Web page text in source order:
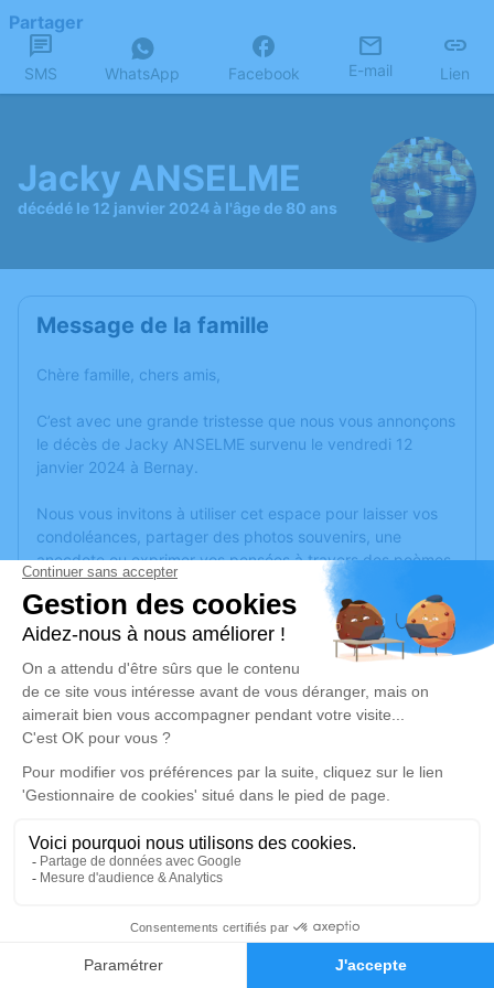
Faire-part Hommages
Partager
SMS WhatsApp Facebook E-mail Lien
Jacky ANSELME
décédé le 12 janvier 2024 à l'âge de 80 ans
Message de la famille
Chère famille, chers amis,
C’est avec une grande tristesse que nous vous annonçons
le décès de Jacky ANSELME survenu le vendredi 12
janvier 2024 à Bernay.
Nous vous invitons à utiliser cet espace pour laisser vos
condoléances, partager des photos souvenirs, une
anecdote ou exprimer vos pensées à travers des poèmes
ou des textes. Cet endroit est un lieu d'expression dédié à
honorer la mémoire de Jacky ANSELME.
Je rends hommage
Cérémonie religieuse
vendredi 19 janvier 2024 à 10h30
Église Saint Jean Baptiste de Fontaine-
rue de l'église
27300 Fontaine-l'Abbé
Je rends hommage